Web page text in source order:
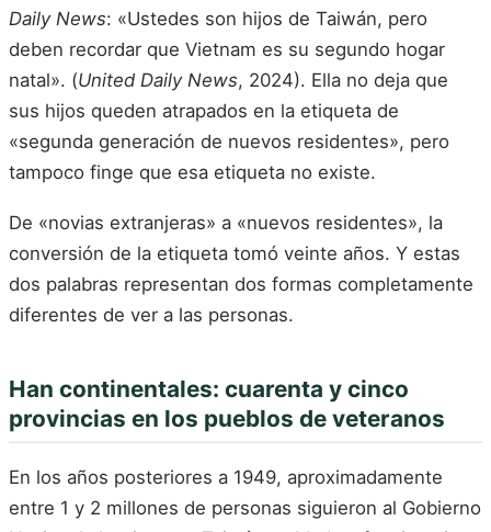
Daily News: «Ustedes son hijos de Taiwán, pero
deben recordar que Vietnam es su segundo hogar
natal». (United Daily News, 2024). Ella no deja que
sus hijos queden atrapados en la etiqueta de
«segunda generación de nuevos residentes», pero
tampoco finge que esa etiqueta no existe.
De «novias extranjeras» a «nuevos residentes», la
conversión de la etiqueta tomó veinte años. Y estas
dos palabras representan dos formas completamente
diferentes de ver a las personas.
Han continentales: cuarenta y cinco
provincias en los pueblos de veteranos
En los años posteriores a 1949, aproximadamente
entre 1 y 2 millones de personas siguieron al Gobierno